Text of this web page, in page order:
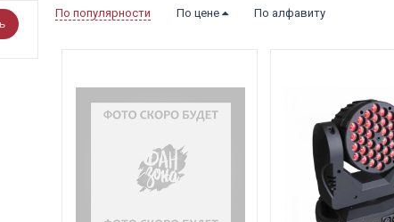
По популярности По цене По алфавиту